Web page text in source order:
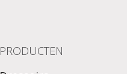
PRODUCTEN